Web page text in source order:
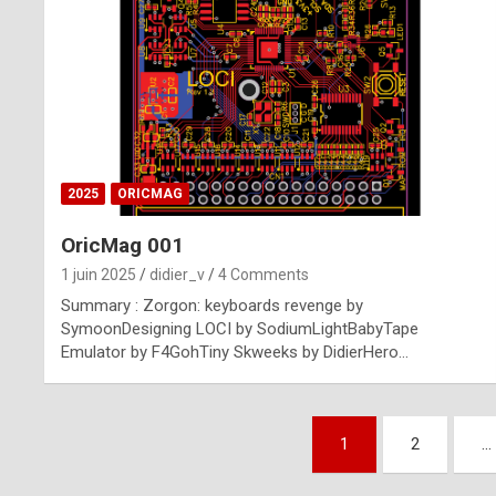
2025 ORICMAG
OricMag 001
1 juin 2025 didier_v 4 Comments
Summary : Zorgon: keyboards revenge by
SymoonDesigning LOCI by SodiumLightBabyTape
Emulator by F4GohTiny Skweeks by DidierHero…
1 2 …